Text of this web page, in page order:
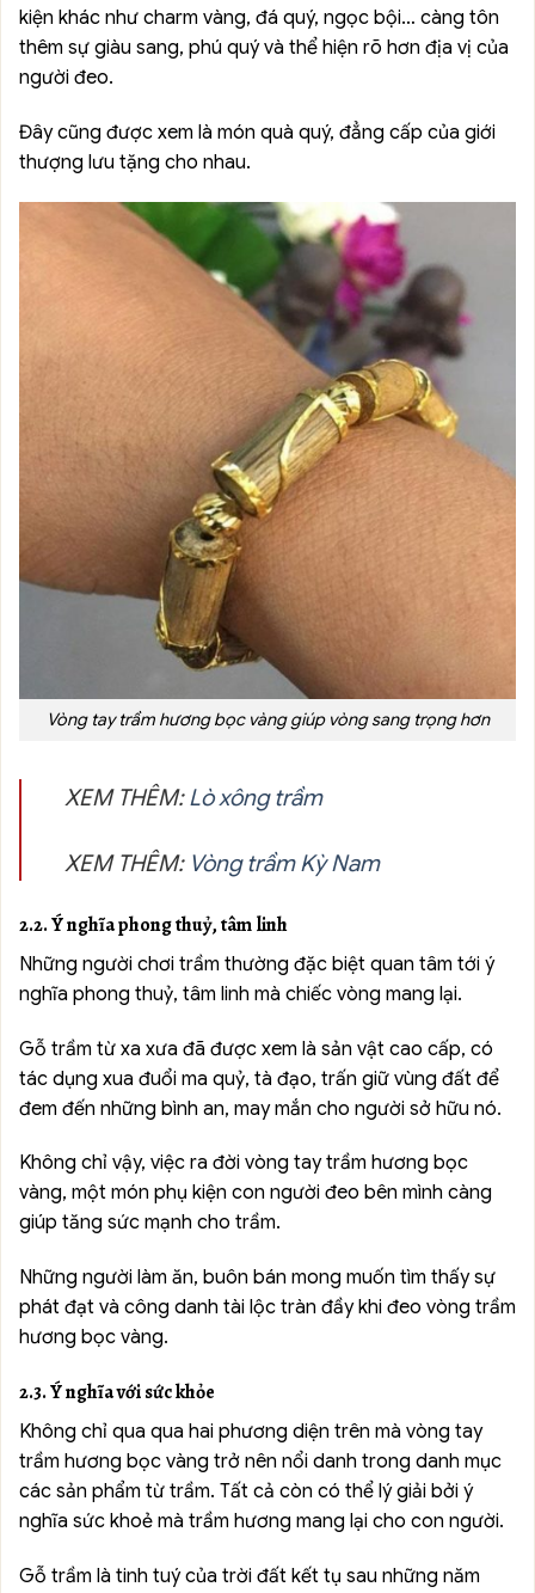
kiện khác như charm vàng, đá quý, ngọc bội… càng tôn
thêm sự giàu sang, phú quý và thể hiện rõ hơn địa vị của
người đeo.
Đây cũng được xem là món quà quý, đẳng cấp của giới
thượng lưu tặng cho nhau.
Vòng tay trầm hương bọc vàng giúp vòng sang trọng hơn
XEM THÊM:Lò xông trầm
XEM THÊM: Vòng trầm Kỳ Nam
2.2. Ý nghĩa phong thuỷ, tâm linh
Những người chơi trầm thường đặc biệt quan tâm tới ý
nghĩa phong thuỷ, tâm linh mà chiếc vòng mang lại.
Gỗ trầm từ xa xưa đã được xem là sản vật cao cấp, có
tác dụng xua đuổi ma quỷ, tà đạo, trấn giữ vùng đất để
đem đến những bình an, may mắn cho người sở hữu nó.
Không chỉ vậy, việc ra đời vòng tay trầm hương bọc
vàng, một món phụ kiện con người đeo bên mình càng
giúp tăng sức mạnh cho trầm.
Những người làm ăn, buôn bán mong muốn tìm thấy sự
phát đạt và công danh tài lộc tràn đầy khi đeo vòng trầm
hương bọc vàng.
2.3. Ý nghĩa với sức khỏe
Không chỉ qua qua hai phương diện trên mà vòng tay
trầm hương bọc vàng trở nên nổi danh trong danh mục
các sản phẩm từ trầm. Tất cả còn có thể lý giải bởi ý
nghĩa sức khoẻ mà trầm hương mang lại cho con người.
Gỗ trầm là tinh tuý của trời đất kết tụ sau những năm